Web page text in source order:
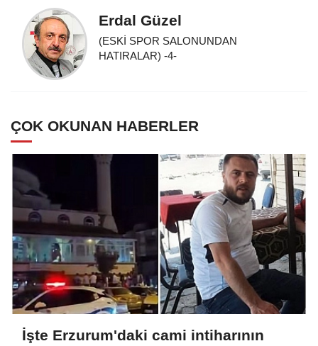
Erdal Güzel
(ESKİ SPOR SALONUNDAN
HATIRALAR) -4-
ÇOK OKUNAN HABERLER
İşte Erzurum'daki cami intiharının